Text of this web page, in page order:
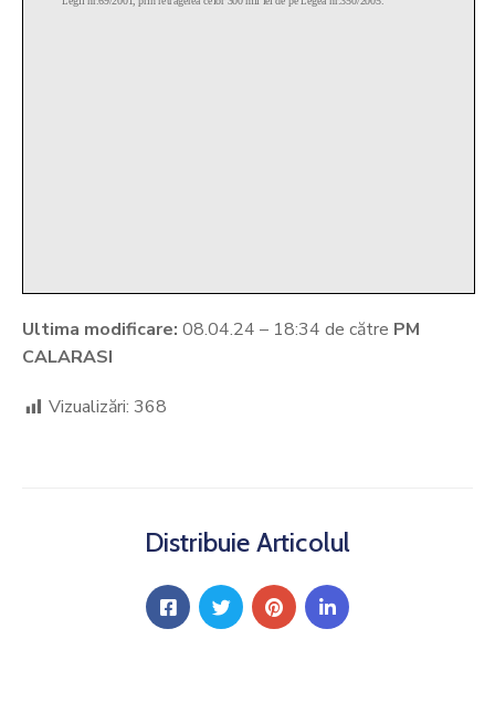
Ultima modificare: 08.04.24 – 18:34 de către PM
CALARASI
Vizualizări: 368
Distribuie Articolul